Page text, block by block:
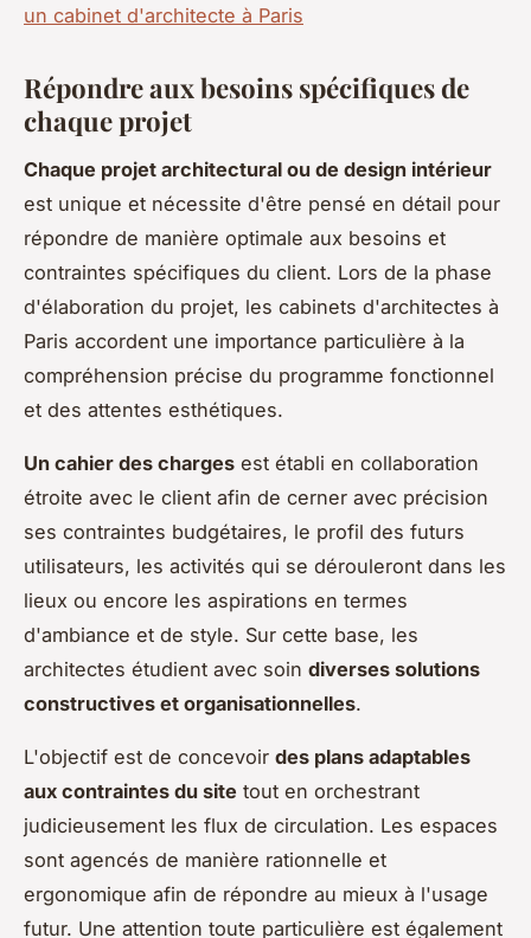
un cabinet d'architecte à Paris
Répondre aux besoins spécifiques de
chaque projet
Chaque projet architectural ou de design intérieur
est unique et nécessite d'être pensé en détail pour
répondre de manière optimale aux besoins et
contraintes spécifiques du client. Lors de la phase
d'élaboration du projet, les cabinets d'architectes à
Paris accordent une importance particulière à la
compréhension précise du programme fonctionnel
et des attentes esthétiques.
Un cahier des charges est établi en collaboration
étroite avec le client afin de cerner avec précision
ses contraintes budgétaires, le profil des futurs
utilisateurs, les activités qui se dérouleront dans les
lieux ou encore les aspirations en termes
d'ambiance et de style. Sur cette base, les
architectes étudient avec soin diverses solutions
constructives et organisationnelles.
L'objectif est de concevoir des plans adaptables
aux contraintes du site tout en orchestrant
judicieusement les flux de circulation. Les espaces
sont agencés de manière rationnelle et
ergonomique afin de répondre au mieux à l'usage
futur. Une attention toute particulière est également